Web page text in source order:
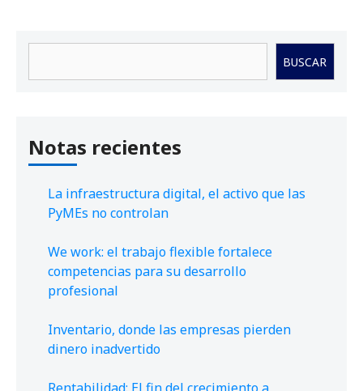
BUSCAR
Notas recientes
La infraestructura digital, el activo que las
PyMEs no controlan
We work: el trabajo flexible fortalece
competencias para su desarrollo
profesional
Inventario, donde las empresas pierden
dinero inadvertido